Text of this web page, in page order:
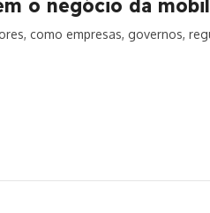
o negócio da
como empresas, governos,